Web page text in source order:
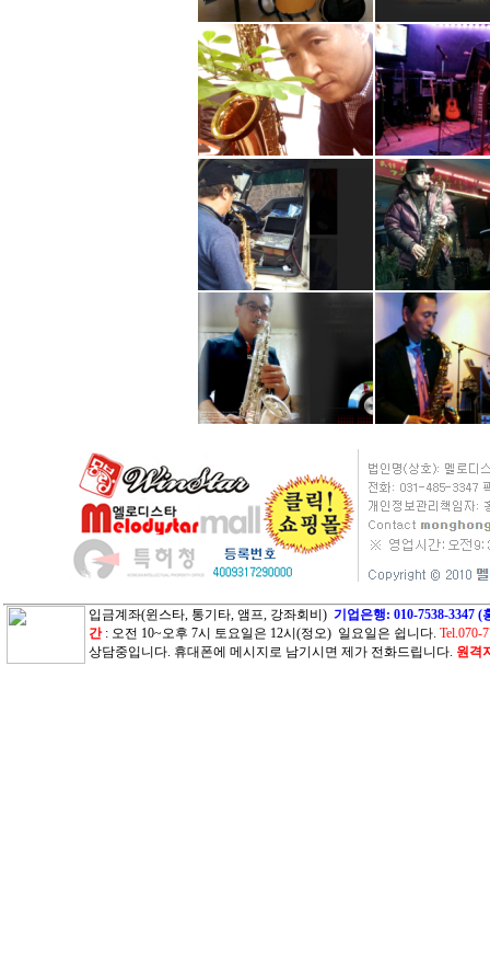
입금계좌(윈스타, 통기타, 앰프, 강좌회비) 기업은행: 010-7538-3347
간 : 오전 10~오후 7시 토요일은 12시(정오) 일요일은 쉽니다. Tel.070-
상담중입니다. 휴대폰에 메시지로 남기시면 제가 전화드립니다. 원격